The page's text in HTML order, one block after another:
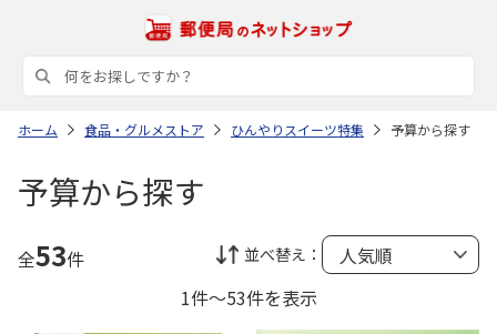
ホーム 食品・グルメストア ひんやりスイーツ特集 予算から探す
予算から探す
全53件 並べ替え：
1件～53件を表示